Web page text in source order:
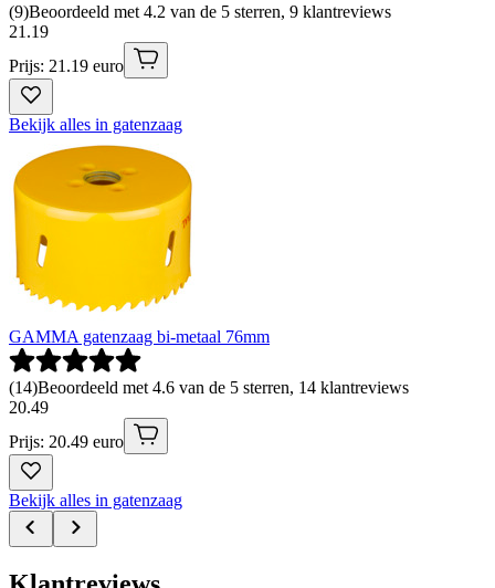
(9)Beoordeeld met 4.2 van de 5 sterren, 9 klantreviews
21 .19
Prijs: 21.19 euro
Bekijk alles in gatenzaag
GAMMA gatenzaag bi-metaal 76mm
(14)Beoordeeld met 4.6 van de 5 sterren, 14 klantreviews
20.49
Prijs: 20.49 euro
Bekijk alles in gatenzaag